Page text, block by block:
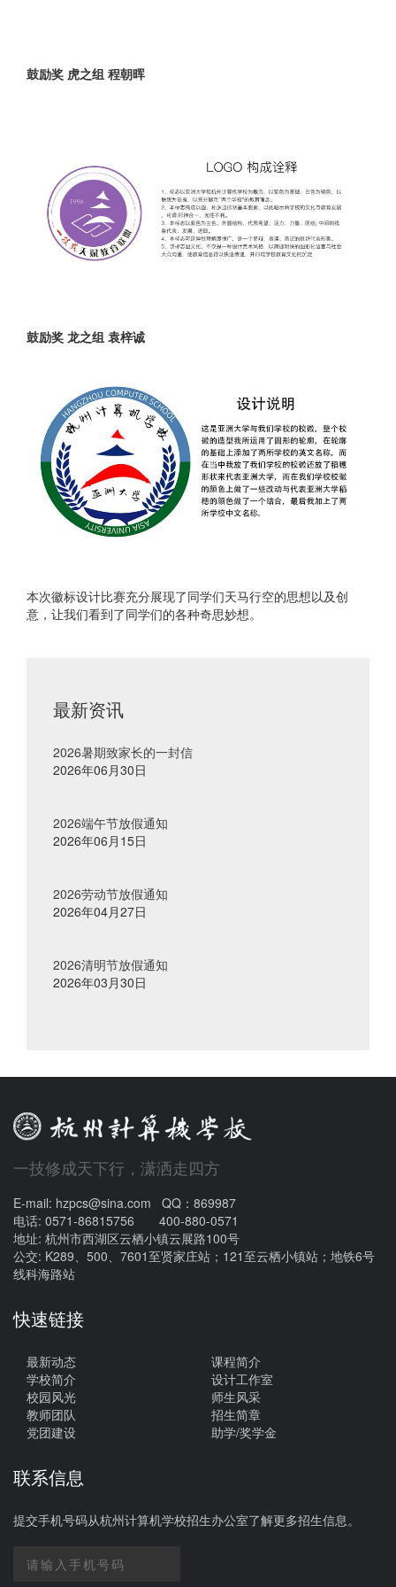
鼓励奖 虎之组 程朝晖
鼓励奖 龙之组 袁梓诚
本次徽标设计比赛充分展现了同学们天马行空的思想以及创
意，让我们看到了同学们的各种奇思妙想。
最新资讯
2026暑期致家长的一封信
2026年06月30日
2026端午节放假通知
2026年06月15日
2026劳动节放假通知
2026年04月27日
2026清明节放假通知
2026年03月30日
一技修成天下行，潇洒走四方
E-mail: hzpcs@sina.com QQ：869987
电话: 0571-86815756 400-880-0571
地址: 杭州市西湖区云栖小镇云展路100号
公交: K289、500、7601至贤家庄站；121至云栖小镇站；地铁6号
线科海路站
快速链接
最新动态
学校简介
校园风光
教师团队
党团建设
课程简介
设计工作室
师生风采
招生简章
助学/奖学金
联系信息
提交手机号码从杭州计算机学校招生办公室了解更多招生信息。